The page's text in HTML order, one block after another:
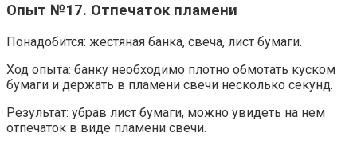
Опыт №17. Отпечаток пламени
Понадобится: жестяная банка, свеча, лист бумаги.
Ход опыта: банку необходимо плотно обмотать куском
бумаги и держать в пламени свечи несколько секунд.
Результат: убрав лист бумаги, можно увидеть на нем
отпечаток в виде пламени свечи.